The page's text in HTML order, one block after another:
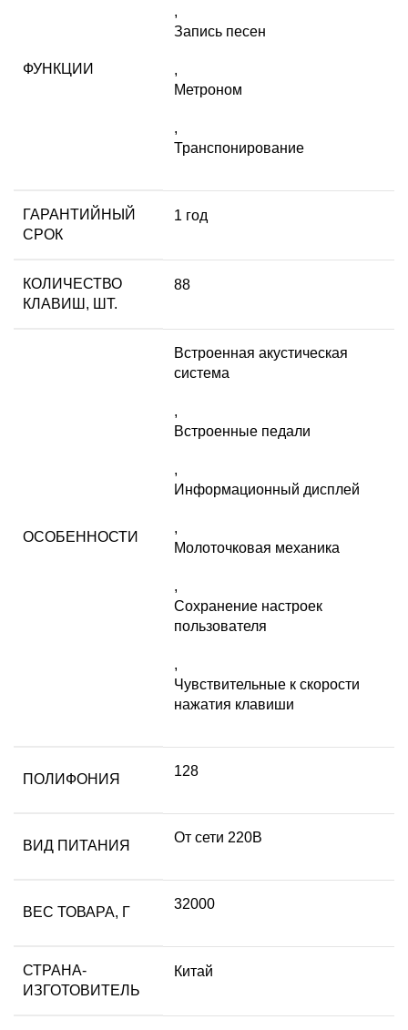
ФУНКЦИИ
,
Запись песен
,
Метроном
,
Транспонирование
ГАРАНТИЙНЫЙ
СРОК
1 год
КОЛИЧЕСТВО
КЛАВИШ, ШТ.
88
ОСОБЕННОСТИ
Встроенная акустическая
система
,
Встроенные педали
,
Информационный дисплей
,
Молоточковая механика
,
Сохранение настроек
пользователя
,
Чувствительные к скорости
нажатия клавиши
ПОЛИФОНИЯ
128
ВИД ПИТАНИЯ
От сети 220В
ВЕС ТОВАРА, Г
32000
СТРАНА-
ИЗГОТОВИТЕЛЬ
Китай